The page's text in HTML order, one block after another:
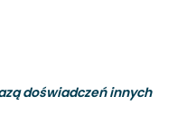
doświadczeń innych